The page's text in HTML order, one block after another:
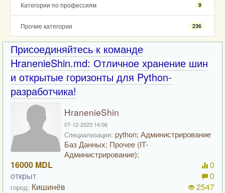
Категории по профессиям 9
Прочие категории 236
Присоединяйтесь к команде
HranenieShin.md: Отличное хранение шин
и открытые горизонты для Python-
разработчика!
HranenieShin
07-12-2023 14:06
Специализация: python; Администрирование
Баз Данных; Прочее (IT-
Администрирование);
16000 MDL
открыт
город: Кишинёв
0
0
2547